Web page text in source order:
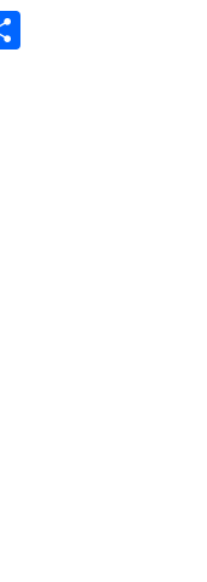
Pa